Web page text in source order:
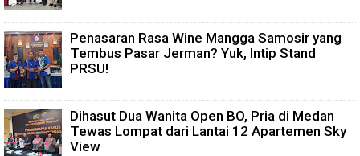
Penasaran Rasa Wine Mangga Samosir yang
Tembus Pasar Jerman? Yuk, Intip Stand
PRSU!
Dihasut Dua Wanita Open BO, Pria di Medan
Tewas Lompat dari Lantai 12 Apartemen Sky
View